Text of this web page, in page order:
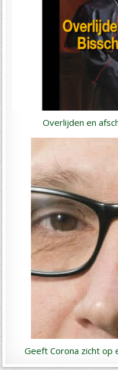
Overlijden en
Geeft Corona zicht op